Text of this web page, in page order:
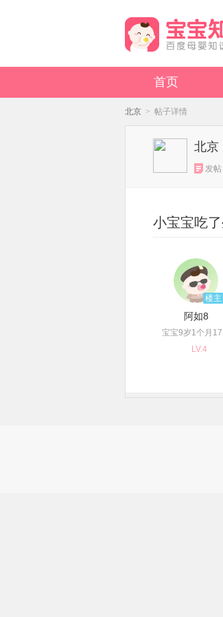
首页
北京 > 帖子详情
北京
发帖
小宝宝吃
楼主
阿如8
宝宝9岁1个月
LV.4